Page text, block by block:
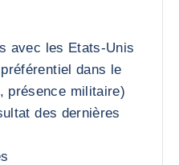
avec les Etats-Unis
dans le
présence militaire)
des dernières